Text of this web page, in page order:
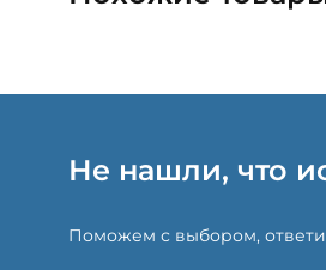
Не нашли, что
Поможем с выбором,